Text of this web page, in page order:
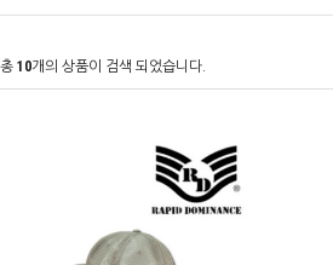
총 10개의 상품이 검색 되었습니다.